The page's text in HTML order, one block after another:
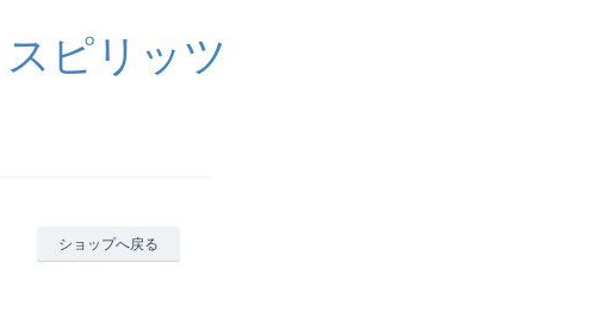
ピリッツ
ショップへ戻る